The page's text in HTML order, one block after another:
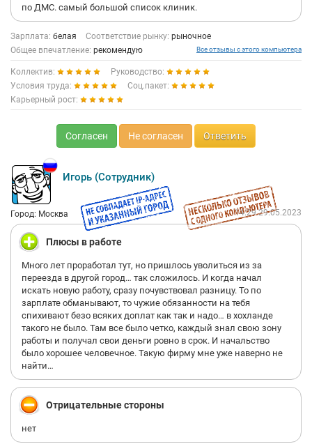
по ДМС. самый большой список клиник.
Зарплата: белая Соответствие рынку: рыночное
Общее впечатление: рекомендую Все отзывы с этого компьютера
Коллектив:
Руководство:
Условия труда:
Соц.пакет:
Карьерный рост:
Согласен Не согласен Ответить
Игорь (Сотрудник)
Город: Москва 14:29 29.05.2023
Плюсы в работе
Много лет проработал тут, но пришлось уволиться из за
переезда в другой город… так сложилось. И когда начал
искать новую работу, сразу почувствовал разницу. То по
зарплате обманывают, то чужие обязанности на тебя
спихивают безо всяких доплат как так и надо… в хохланде
такого не было. Там все было четко, каждый знал свою зону
работы и получал свои деньги ровно в срок. И начальство
было хорошее человечное. Такую фирму мне уже наверно не
найти…
Отрицательные стороны
нет